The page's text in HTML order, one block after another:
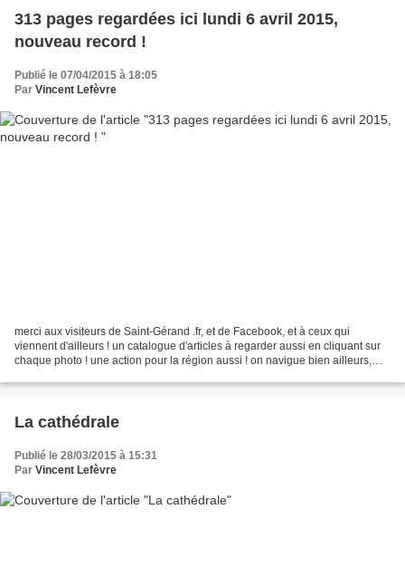
313 pages regardées ici lundi 6 avril 2015,
nouveau record !
Publié le 07/04/2015 à 18:05
Par Vincent Lefèvre
merci aux visiteurs de Saint-Gérand .fr, et de Facebook, et à ceux qui
viennent d'ailleurs ! un catalogue d'articles à regarder aussi en cliquant sur
chaque photo ! une action pour la région aussi ! on navigue bien ailleurs,
La cathédrale
Publié le 28/03/2015 à 15:31
Par Vincent Lefèvre